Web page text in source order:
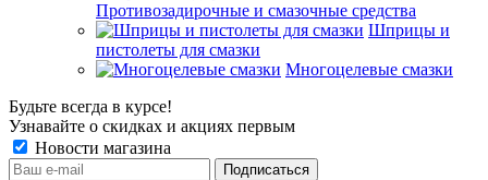
Противозадирочные и смазочные средства
Шприцы и
пистолеты для смазки
Многоцелевые смазки
Будьте всегда в курсе!
Узнавайте о скидках и акциях первым
Новости магазина